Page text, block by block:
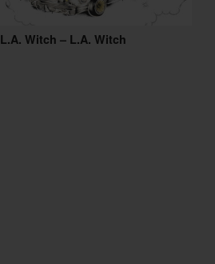
L.A. Witch – L.A. Witch